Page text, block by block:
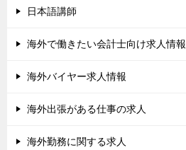
日本語講師
海外で働きたい会計士向け求人情報
海外バイヤー求人情報
海外出張がある仕事の求人
海外勤務に関する求人